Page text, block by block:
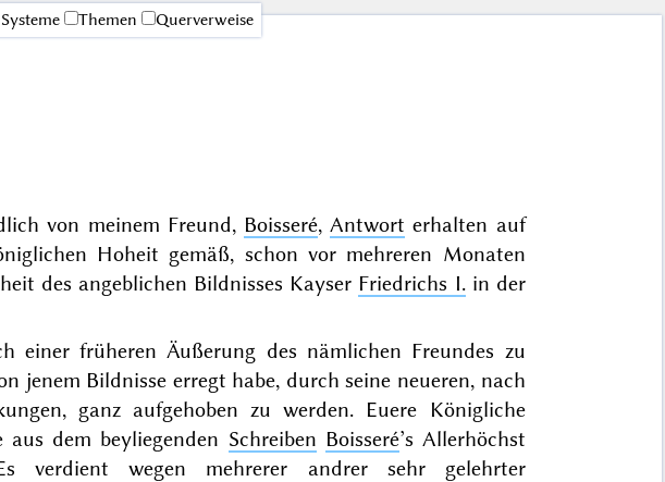
Themen Querverweise
von meinem Freund, Boisseré,Antwort erhalten auf
Hoheit gemäß, schon vor mehreren Monaten
des angeblichen Bildnisses Kayser Friedrichs I.in der
einer früheren Äußerung des nämlichen Freundes zu
jenem Bildnisse erregt habe, durch seine neueren, nach
ganz aufgehoben zu werden. Euere Königliche
aus dem beyliegenden Schreiben Boisseré’s Allerhöchst
verdient wegen mehrerer andrer sehr gelehrter